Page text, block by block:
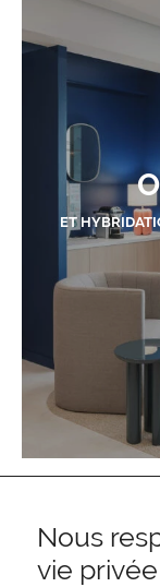
ET
Nous
vie privée